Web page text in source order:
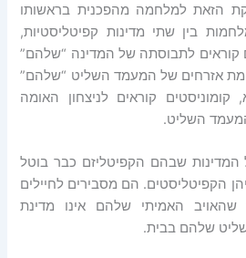
הזאת למלחמה מהפכנית בראשותו
בין שתי מדינות קפיטליסטיות,
קוראים לתבוסתה של המדינה “שלהם”
אזרחים של המעמד השליט “שלהם”
קומוניסטים קוראים לניצחון האומה
השליט.
המדינות שבהם הקפיטליזם כבר בוטל
הקפיטליסטים. הם מסבירים לחיילים
האמיתי שלהם אינו מדינת
שלהם בבית.